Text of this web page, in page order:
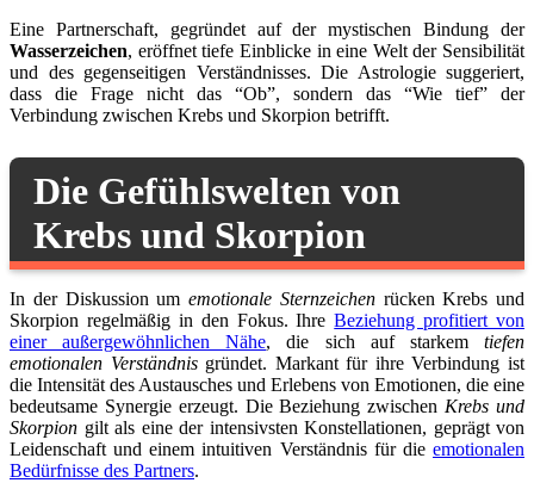
Eine Partnerschaft, gegründet auf der mystischen Bindung der
Wasserzeichen, eröffnet tiefe Einblicke in eine Welt der Sensibilität
und des gegenseitigen Verständnisses. Die Astrologie suggeriert,
dass die Frage nicht das “Ob”, sondern das “Wie tief” der
Verbindung zwischen Krebs und Skorpion betrifft.
Die Gefühlswelten von
Krebs und Skorpion
In der Diskussion um emotionale Sternzeichenrücken Krebs und
Skorpion regelmäßig in den Fokus. IhreBeziehung profitiert von
einer außergewöhnlichen Nähe, die sich auf starkemtiefen
emotionalen Verständnisgründet. Markant für ihre Verbindung ist
die Intensität des Austausches und Erlebens von Emotionen, die eine
bedeutsame Synergie erzeugt. Die Beziehung zwischenKrebs und
Skorpion gilt als eine der intensivsten Konstellationen, geprägt von
Leidenschaft und einem intuitiven Verständnis für die emotionalen
Bedürfnisse des Partners.